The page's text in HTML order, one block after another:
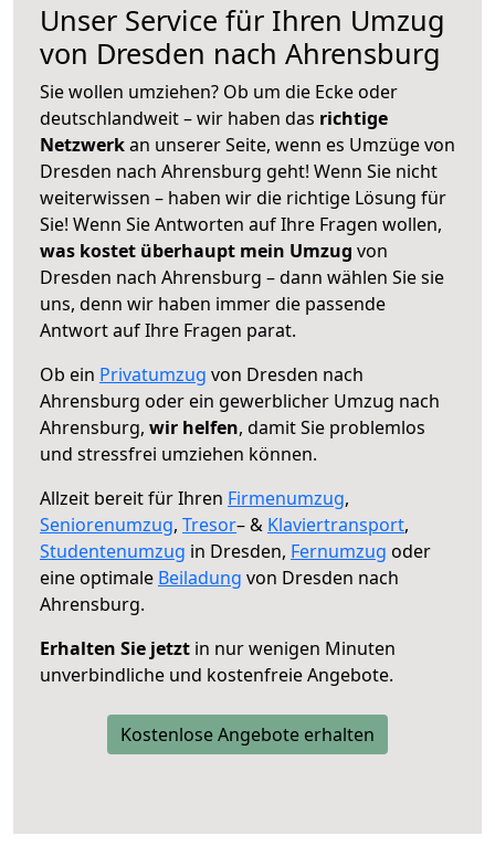
Unser Service für Ihren Umzug
von Dresden nach Ahrensburg
Sie wollen umziehen? Ob um die Ecke oder
deutschlandweit – wir haben das richtige
Netzwerkan unserer Seite, wenn es Umzüge von
Dresden nach Ahrensburg geht! Wenn Sie nicht
weiterwissen – haben wir die richtige Lösung für
Sie! Wenn Sie Antworten auf Ihre Fragen wollen,
was kostet überhaupt mein Umzug von
Dresden nach Ahrensburg – dann wählen Sie sie
uns, denn wir haben immer die passende
Antwort auf Ihre Fragen parat.
Ob ein Privatumzug von Dresden nach
Ahrensburg oder ein gewerblicher Umzug nach
Ahrensburg, wir helfen, damit Sie problemlos
und stressfrei umziehen können.
Allzeit bereit für Ihren Firmenumzug,
Seniorenumzug, Tresor– & Klaviertransport,
Studentenumzug in Dresden, Fernumzug oder
eine optimale Beiladung von Dresden nach
Ahrensburg.
Erhalten Sie jetzt in nur wenigen Minuten
unverbindliche und kostenfreie Angebote.
Kostenlose Angebote erhalten